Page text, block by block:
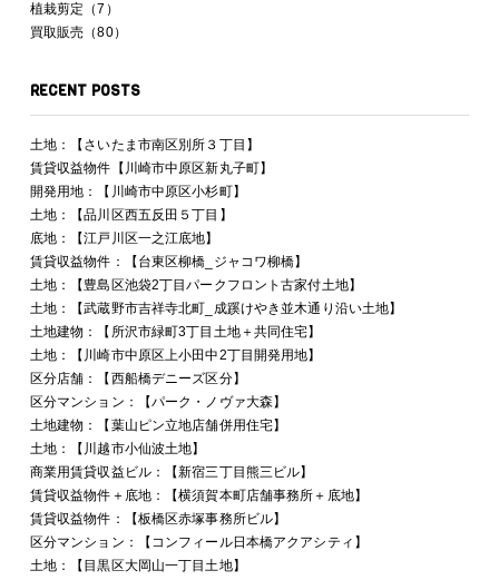
植栽剪定（7）
買取販売（80）
RECENT POSTS
土地：【さいたま市南区別所３丁目】
賃貸収益物件【川崎市中原区新丸子町】
開発用地：【川崎市中原区小杉町】
土地：【品川区西五反田５丁目】
底地：【江戸川区一之江底地】
賃貸収益物件：【台東区柳橋_ジャコワ柳橋】
土地：【豊島区池袋2丁目パークフロント古家付土地】
土地：【武蔵野市吉祥寺北町_成蹊けやき並木通り沿い土地】
土地建物：【所沢市緑町3丁目土地＋共同住宅】
土地：【川崎市中原区上小田中2丁目開発用地】
区分店舗：【西船橋デニーズ区分】
区分マンション：【パーク・ノヴァ大森】
土地建物：【葉山ピン立地店舗併用住宅】
土地：【川越市小仙波土地】
商業用賃貸収益ビル：【新宿三丁目熊三ビル】
賃貸収益物件＋底地：【横須賀本町店舗事務所＋底地】
賃貸収益物件：【板橋区赤塚事務所ビル】
区分マンション：【コンフィール日本橋アクアシティ】
土地：【目黒区大岡山一丁目土地】